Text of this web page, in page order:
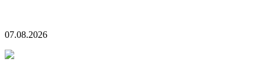
07.08.2026